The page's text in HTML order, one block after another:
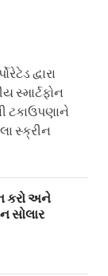
દ્વારા
સ્માર્ટફોન
ટકાઉપણાને
સ્ક્રીન
કરો અને
સોલાર